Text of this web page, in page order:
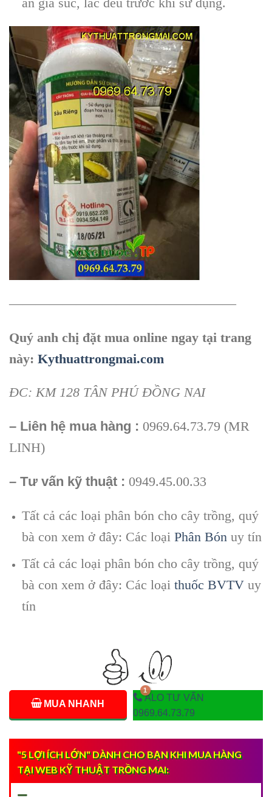
—————————————————
Quý anh chị đặt mua online ngay tại trang
này: Kythuattrongmai.com
ĐC: KM 128 TÂN PHÚ ĐỒNG NAI
– Liên hệ mua hàng : 0969.64.73.79 (MR
LINH)
– Tư vấn kỹ thuật : 0949.45.00.33
Tất cả các loại phân bón cho cây trồng, quý
bà con xem ở đây: Các loại Phân Bón uy tín
Tất cả các loại phân bón cho cây trồng, quý
bà con xem ở đây: Các loại thuốc BVTVuy
tín
MUA NHANH
ALO TƯ VẤN
0969.64.73.79
"5 LỢI ÍCH LỚN" DÀNH CHO BẠN KHI MUA HÀNG
TẠI WEB KỸ THUẬT TRỒNG MAI: